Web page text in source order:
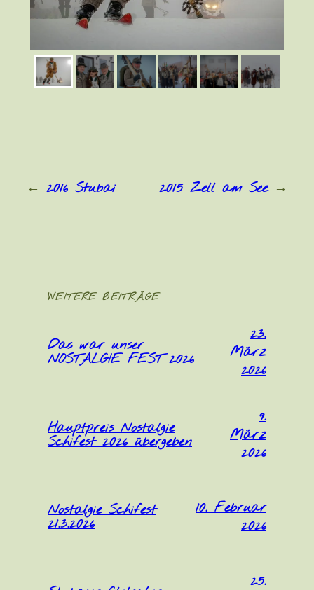
← 2016 Stubai 2015 Zell am See →
WEITERE BEITRÄGE
Das war unser
NOSTALGIE FEST 2026
23.
März
2026
Hauptpreis Nostalgie
Schifest 2026 übergeben
9.
März
2026
Nostalgie Schifest
21.3.2026
10. Februar
2026
25.